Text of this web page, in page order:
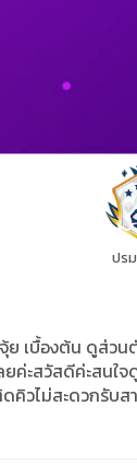
ปร
ย เบื้องต้น ดูส่วน
ค่ะสวัสดีค่ะสนใจ
คิวไม่สะดวกรับ